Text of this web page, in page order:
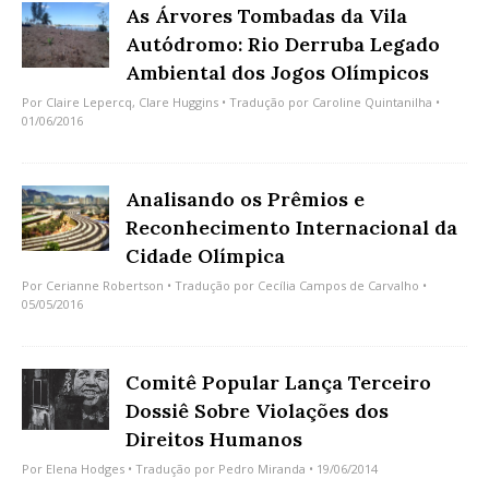
As Árvores Tombadas da Vila
Autódromo: Rio Derruba Legado
Ambiental dos Jogos Olímpicos
Por Claire Lepercq, Clare Huggins • Tradução por Caroline Quintanilha •
01/06/2016
Analisando os Prêmios e
Reconhecimento Internacional da
Cidade Olímpica
Por Cerianne Robertson • Tradução por Cecília Campos de Carvalho •
05/05/2016
Comitê Popular Lança Terceiro
Dossiê Sobre Violações dos
Direitos Humanos
Por Elena Hodges • Tradução por Pedro Miranda • 19/06/2014